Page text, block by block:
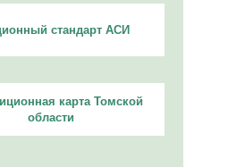
стандарт АСИ
карта Томской
области